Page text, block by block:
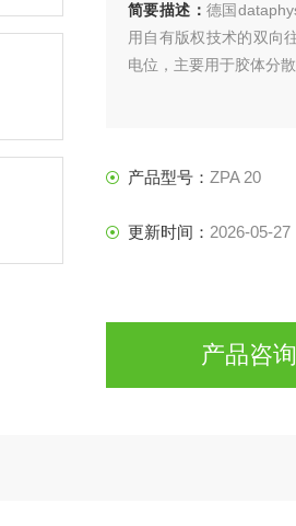
简要描述：德国
用自有版权技术的双向
电位，主要用于胶体分
产品型号： ZPA 20
更新时间： 2026-05-27
产品咨询